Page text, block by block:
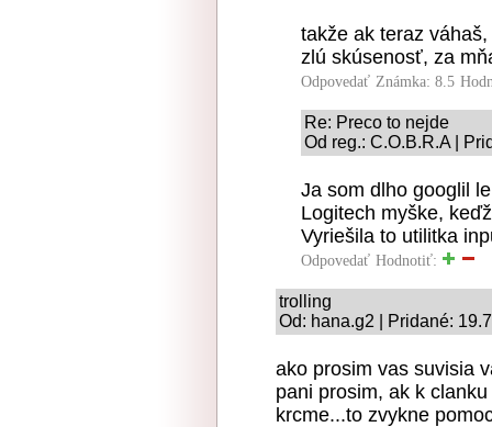
takže ak teraz
zlú skúsenosť, za
Odpovedať Známka: 8.5
Re: Preco to nejde
Od reg.: C.O.B.R.A |
Ja som dlho googlil
Logitech myške,
Vyriešila to utilitka
Odpovedať Hodnotiť:
trolling
Od: hana.g2 | Pridané:
ako prosim vas suvisia
pani prosim, ak k
krcme...to zvykne